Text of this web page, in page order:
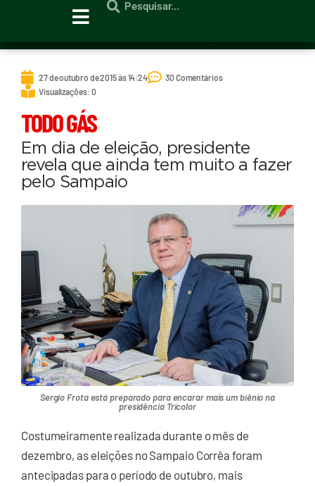
27 de outubro de 2015 às 14:24
30 Comentários
Visualizações: 0
TODO GÁS
Em dia de eleição, presidente
revela que ainda tem muito a fazer
pelo Sampaio
Sergio Frota está preparado para encarar mais um biênio na
presidência Tricolor
Costumeiramente realizada durante o mês de
dezembro, as eleições no Sampaio Corrêa foram
antecipadas para o período de outubro, mais